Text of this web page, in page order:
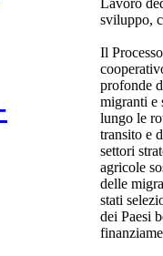
sviluppo,
Il
profonde
migranti e
lungo le
transito e
settori
agricole
delle
stati
dei Paesi